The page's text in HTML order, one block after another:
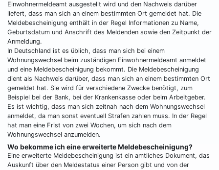
Einwohnermeldeamt ausgestellt wird und den Nachweis darüber
liefert, dass man sich an einem bestimmten Ort gemeldet hat. Die
Meldebescheinigung enthält in der Regel Informationen zu Name,
Geburtsdatum und Anschrift des Meldenden sowie den Zeitpunkt der
Anmeldung.
In Deutschland ist es üblich, dass man sich bei einem
Wohnungswechsel beim zuständigen Einwohnermeldeamt anmeldet
und eine Meldebescheinigung bekommt. Die Meldebescheinigung
dient als Nachweis darüber, dass man sich an einem bestimmten Ort
gemeldet hat. Sie wird für verschiedene Zwecke benötigt, zum
Beispiel bei der Bank, bei der Krankenkasse oder beim Arbeitgeber.
Es ist wichtig, dass man sich zeitnah nach dem Wohnungswechsel
anmeldet, da man sonst eventuell Strafen zahlen muss. In der Regel
hat man eine Frist von zwei Wochen, um sich nach dem
Wohnungswechsel anzumelden.
Wo bekomme ich eine erweiterte Meldebescheinigung?
Eine erweiterte Meldebescheinigung ist ein amtliches Dokument, das
Auskunft über den Meldestatus einer Person gibt und von der